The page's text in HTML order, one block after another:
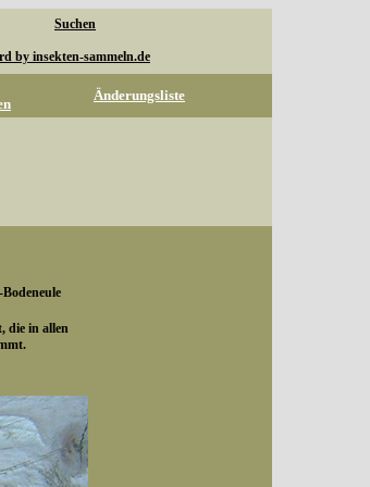
Suchen
by insekten-sammeln.de
Änderungsliste
die in allen